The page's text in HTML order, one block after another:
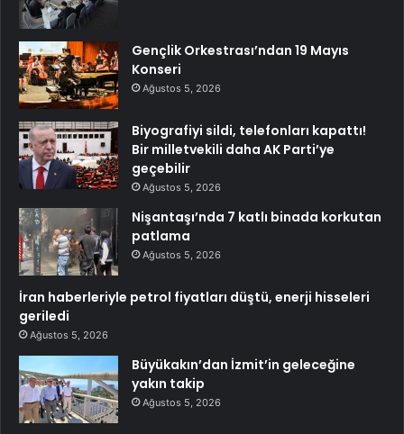
Gençlik Orkestrası’ndan 19 Mayıs
Konseri
Ağustos 5, 2026
Biyografiyi sildi, telefonları kapattı!
Bir milletvekili daha AK Parti’ye
geçebilir
Ağustos 5, 2026
Nişantaşı’nda 7 katlı binada korkutan
patlama
Ağustos 5, 2026
İran haberleriyle petrol fiyatları düştü, enerji hisseleri
geriledi
Ağustos 5, 2026
Büyükakın’dan İzmit’in geleceğine
yakın takip
Ağustos 5, 2026